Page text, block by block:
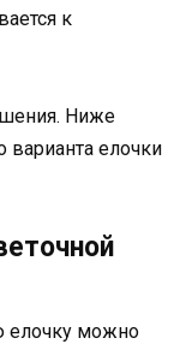
к
Ниже
варианта елочки
елочку можно